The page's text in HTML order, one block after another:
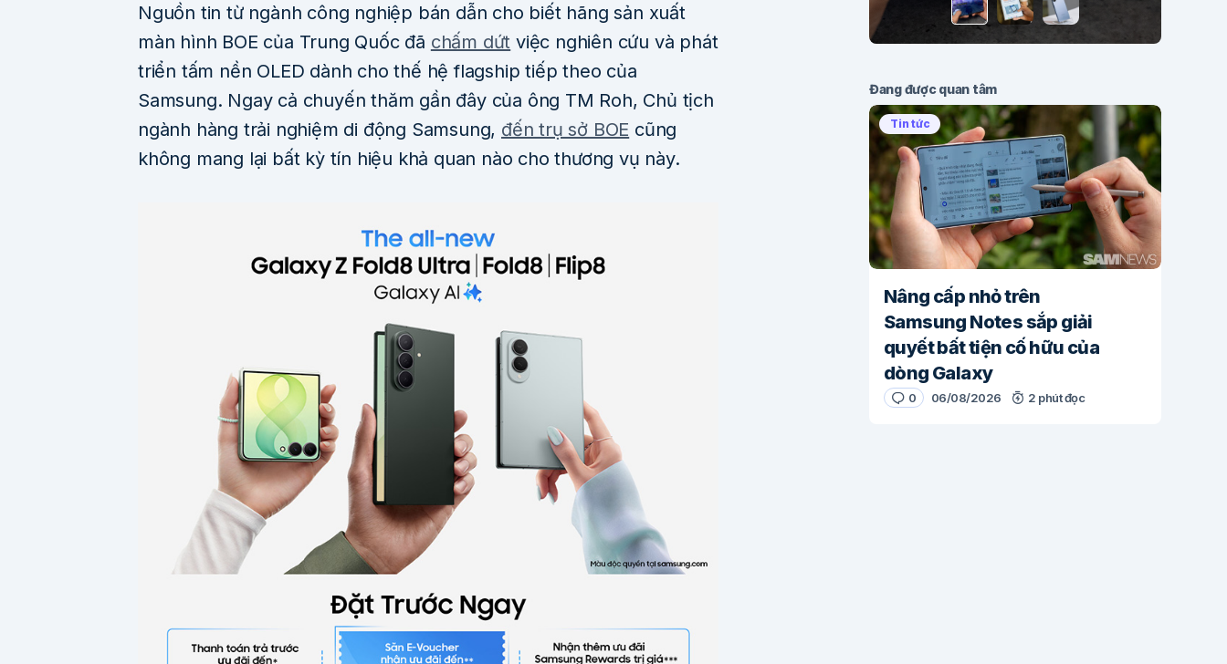
Nguồn tin từ ngành công nghiệp bán dẫn cho biết hãng sản xuất
màn hình BOE của Trung Quốc đã chấm dứt việc nghiên cứu và phát
triển tấm nền OLED dành cho thế hệ flagship tiếp theo của
Samsung. Ngay cả chuyến thăm gần đây của ông TM Roh, Chủ tịch
ngành hàng trải nghiệm di động Samsung, đến trụ sở BOE cũng
không mang lại bất kỳ tín hiệu khả quan nào cho thương vụ này.
Đang được quan tâm
Tin tức
Nâng cấp nhỏ trên
Samsung Notes sắp giải
quyết bất tiện cố hữu của
dòng Galaxy
0 06/08/2026 2 phút đọc